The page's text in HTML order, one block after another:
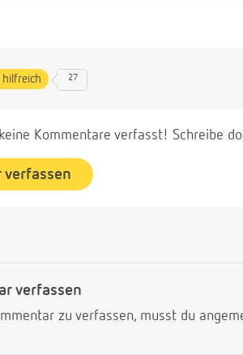
27
Kommentare verfasst! Schreibe
verfassen
verfassen
zu verfassen, musst du